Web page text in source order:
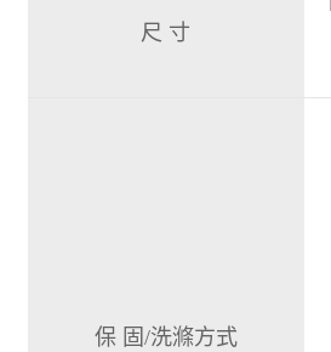
尺 寸
保 固/洗滌方式